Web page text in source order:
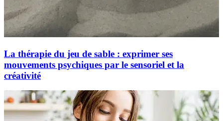
La thérapie du jeu de sable : exprimer ses
mouvements psychiques par le sensoriel et la
créativité